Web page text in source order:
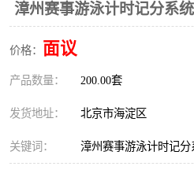
漳州赛事游泳计时记分系统
价格： 面议
产品数量： 200.00套
发货地址： 北京市海淀区
关键词： 漳州赛事游泳计时记分